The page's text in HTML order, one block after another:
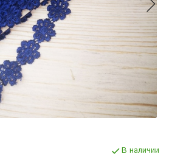
В наличии